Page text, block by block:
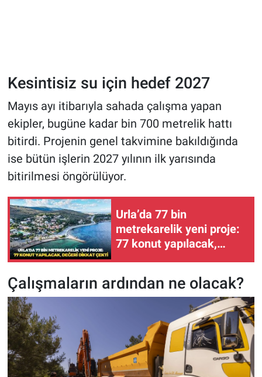
Kesintisiz su için hedef 2027
Mayıs ayı itibarıyla sahada çalışma yapan
ekipler, bugüne kadar bin 700 metrelik hattı
bitirdi. Projenin genel takvimine bakıldığında
ise bütün işlerin 2027 yılının ilk yarısında
bitirilmesi öngörülüyor.
Urla’da 77 bin
metrekarelik yeni proje:
77 konut yapılacak,
Çalışmaların ardından ne olacak?